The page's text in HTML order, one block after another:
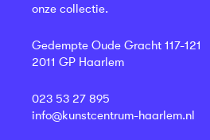
onze collectie.
Gedempte Oude Gracht 117-121
2011 GP Haarlem
023 53 27 895
info@kunstcentrum-haarlem.nl